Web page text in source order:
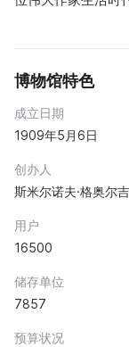
博物馆特色
成立日期
1909年5月6日
创办人
斯米尔诺夫·格奥尔
用户
16500
储存单位
7857
预算状况